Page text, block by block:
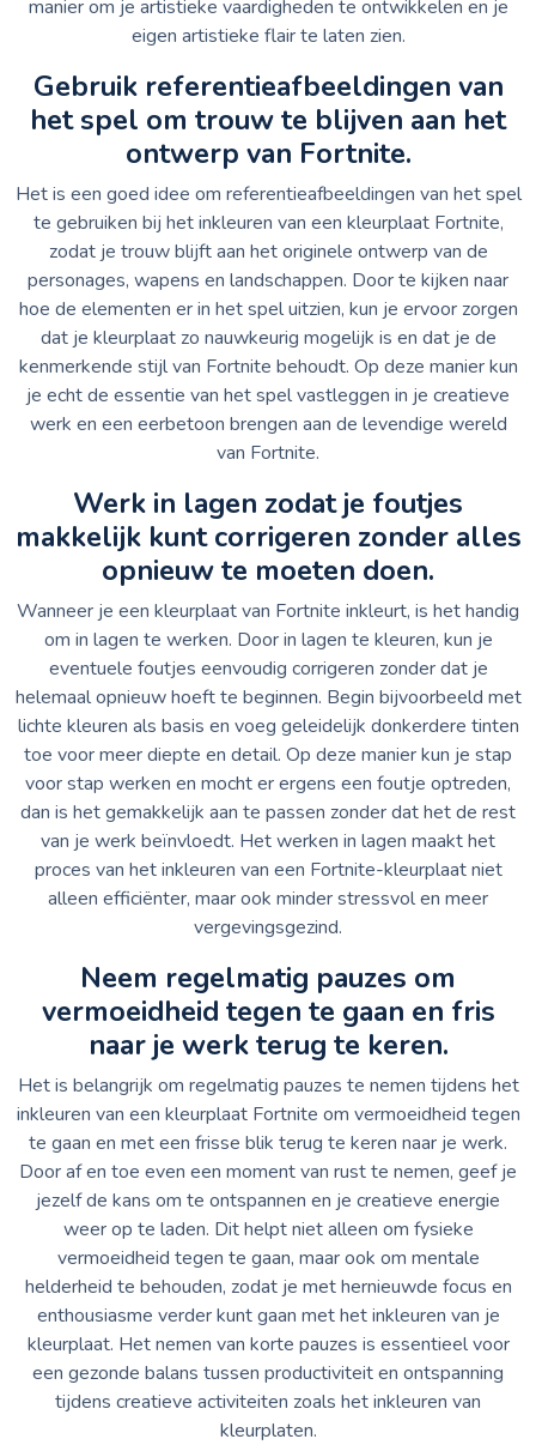
manier om je artistieke vaardigheden te ontwikkelen en je
eigen artistieke flair te laten zien.
Gebruik referentieafbeeldingen van
het spel om trouw te blijven aan het
ontwerp van Fortnite.
Het is een goed idee om referentieafbeeldingen van het spel
te gebruiken bij het inkleuren van een kleurplaat Fortnite,
zodat je trouw blijft aan het originele ontwerp van de
personages, wapens en landschappen. Door te kijken naar
hoe de elementen er in het spel uitzien, kun je ervoor zorgen
dat je kleurplaat zo nauwkeurig mogelijk is en dat je de
kenmerkende stijl van Fortnite behoudt. Op deze manier kun
je echt de essentie van het spel vastleggen in je creatieve
werk en een eerbetoon brengen aan de levendige wereld
van Fortnite.
Werk in lagen zodat je foutjes
makkelijk kunt corrigeren zonder alles
opnieuw te moeten doen.
Wanneer je een kleurplaat van Fortnite inkleurt, is het handig
om in lagen te werken. Door in lagen te kleuren, kun je
eventuele foutjes eenvoudig corrigeren zonder dat je
helemaal opnieuw hoeft te beginnen. Begin bijvoorbeeld met
lichte kleuren als basis en voeg geleidelijk donkerdere tinten
toe voor meer diepte en detail. Op deze manier kun je stap
voor stap werken en mocht er ergens een foutje optreden,
dan is het gemakkelijk aan te passen zonder dat het de rest
van je werk beïnvloedt. Het werken in lagen maakt het
proces van het inkleuren van een Fortnite-kleurplaat niet
alleen efficiënter, maar ook minder stressvol en meer
vergevingsgezind.
Neem regelmatig pauzes om
vermoeidheid tegen te gaan en fris
naar je werk terug te keren.
Het is belangrijk om regelmatig pauzes te nemen tijdens het
inkleuren van een kleurplaat Fortnite om vermoeidheid tegen
te gaan en met een frisse blik terug te keren naar je werk.
Door af en toe even een moment van rust te nemen, geef je
jezelf de kans om te ontspannen en je creatieve energie
weer op te laden. Dit helpt niet alleen om fysieke
vermoeidheid tegen te gaan, maar ook om mentale
helderheid te behouden, zodat je met hernieuwde focus en
enthousiasme verder kunt gaan met het inkleuren van je
kleurplaat. Het nemen van korte pauzes is essentieel voor
een gezonde balans tussen productiviteit en ontspanning
tijdens creatieve activiteiten zoals het inkleuren van
kleurplaten.